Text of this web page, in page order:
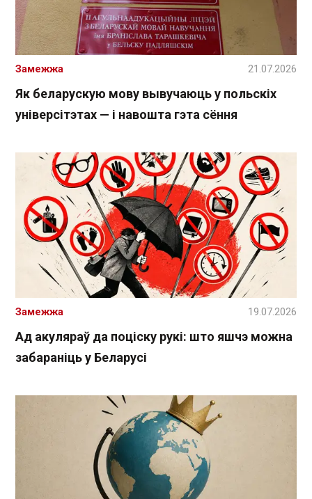
Як беларускую мову вывучаюць у польскіх
універсітэтах — і навошта гэта сёння
Замежжа 21.07.2026
Ад акуляраў да поціску рукі: што яшчэ можна
забараніць у Беларусі
Замежжа 19.07.2026